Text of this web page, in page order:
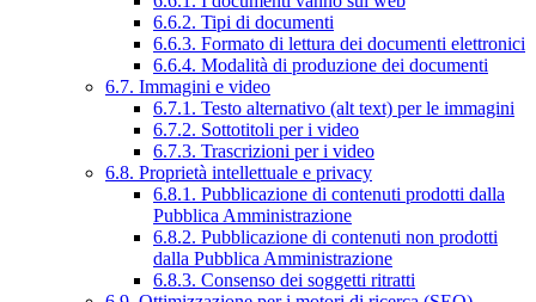
6.6.2. Tipi di documenti
6.6.3. Formato di lettura dei documenti elettronici
6.6.4. Modalità di produzione dei documenti
6.7. Immagini e video
6.7.1. Testo alternativo (alt text) per le immagini
6.7.2. Sottotitoli per i video
6.7.3. Trascrizioni per i video
6.8. Proprietà intellettuale e privacy
6.8.1. Pubblicazione di contenuti prodotti dalla
Pubblica Amministrazione
6.8.2. Pubblicazione di contenuti non prodotti
dalla Pubblica Amministrazione
6.8.3. Consenso dei soggetti ritratti